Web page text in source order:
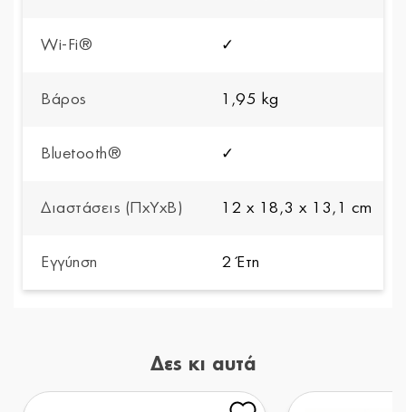
Wi-Fi® ✓
Βάρος 1,95 kg
Bluetooth® ✓
Διαστάσεις (ΠxYxΒ) 12 x 18,3 x 13,1 cm
Εγγύηση 2 Έτη
Δες κι αυτά